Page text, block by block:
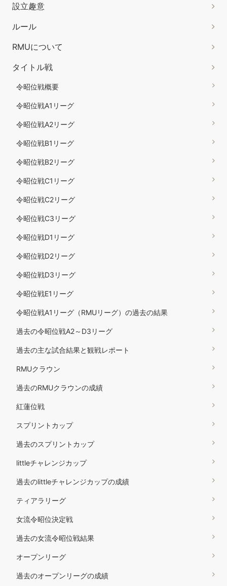
設立趣意
ルール
RMUについて
タイトル戦
令昭位戦概要
令昭位戦A1リーグ
令昭位戦A2リーグ
令昭位戦B1リーグ
令昭位戦B2リーグ
令昭位戦C1リーグ
令昭位戦C2リーグ
令昭位戦C3リーグ
令昭位戦D1リーグ
令昭位戦D2リーグ
令昭位戦D3リーグ
令昭位戦E1リーグ
令昭位戦A1リーグ（RMUリーグ）の過去の結果
過去の令昭位戦A2～D3リーグ
過去の主な試合結果と観戦レポート
RMUクラウン
過去のRMUクラウンの成績
紅蓮位戦
スプリントカップ
過去のスプリントカップ
littleチャレンジカップ
過去のlittleチャレンジカップの成績
ティアラリーグ
女流令昭位決定戦
過去の女流令昭位戦結果
オープンリーグ
過去のオープンリーグの成績